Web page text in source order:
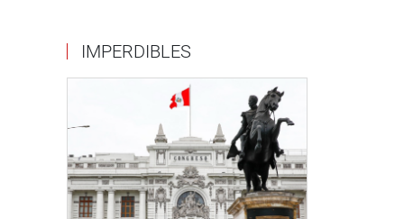
IMPERDIBLES